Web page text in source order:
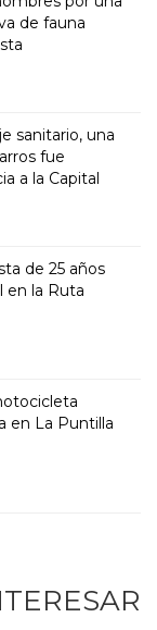
de fauna
sanitario, una
fue
a la Capital
de 25 años
en la Ruta
en La Puntilla